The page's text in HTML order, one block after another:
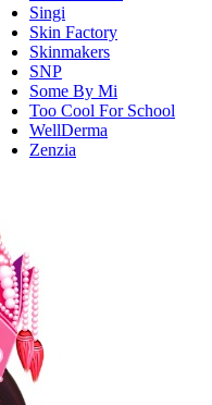
Singi
Skin Factory
Skinmakers
SNP
Some By Mi
Too Cool For School
WellDerma
Zenzia